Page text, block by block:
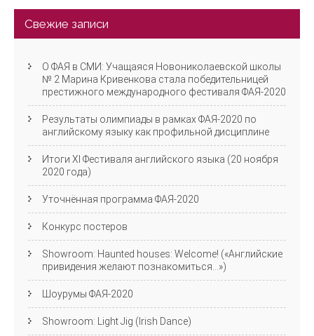
Свежие записи
О ФАЯ в СМИ: Учащаяся Новониколаевской школы
№ 2 Марина Кривенкова стала победительницей
престижного международного фестиваля ФАЯ-2020
Результаты олимпиады в рамках ФАЯ-2020 по
английскому языку как профильной дисциплине
Итоги XI Фестиваля английского языка (20 ноября
2020 года)
Уточнённая программа ФАЯ-2020
Конкурс постеров
Showroom: Haunted houses: Welcome! («Английские
привидения желают познакомиться…»)
Шоурумы ФАЯ-2020
Showroom: Light Jig (Irish Dance)